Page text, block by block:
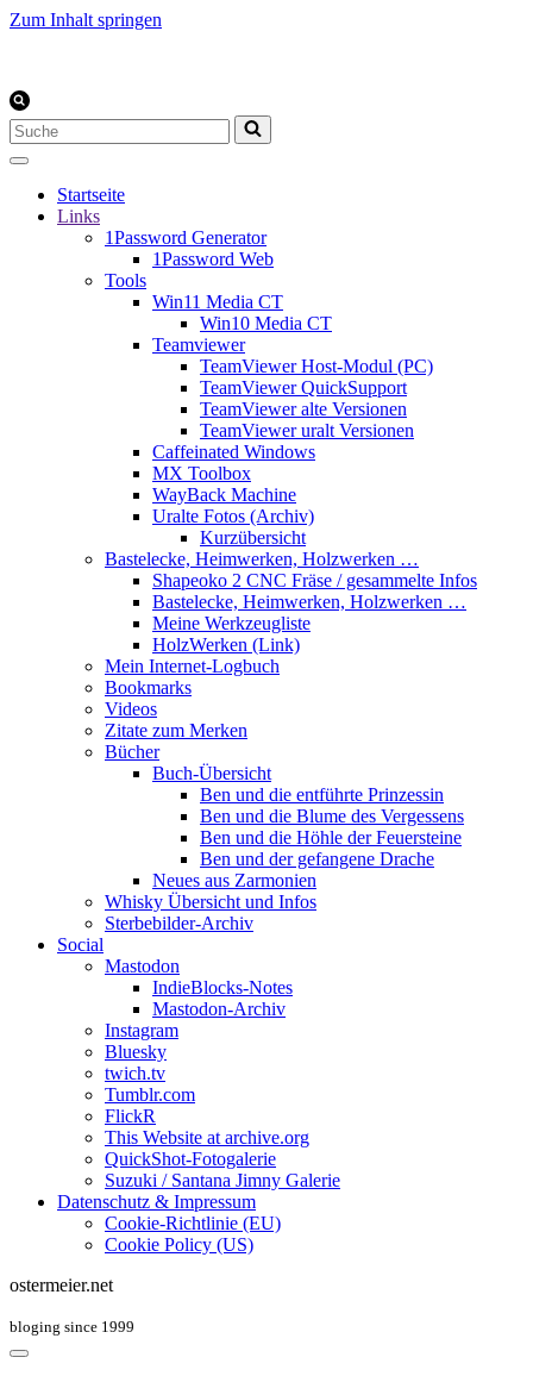
Zum Inhalt springen
Suchen
nach …
Startseite
Links
1Password Generator
1Password Web
Tools
Win11 Media CT
Win10 Media CT
Teamviewer
TeamViewer Host-Modul (PC)
TeamViewer QuickSupport
TeamViewer alte Versionen
TeamViewer uralt Versionen
Caffeinated Windows
MX Toolbox
WayBack Machine
Uralte Fotos (Archiv)
Kurzübersicht
Bastelecke, Heimwerken, Holzwerken …
Shapeoko 2 CNC Fräse / gesammelte Infos
Bastelecke, Heimwerken, Holzwerken …
Meine Werkzeugliste
HolzWerken (Link)
Mein Internet-Logbuch
Bookmarks
Videos
Zitate zum Merken
Bücher
Buch-Übersicht
Ben und die entführte Prinzessin
Ben und die Blume des Vergessens
Ben und die Höhle der Feuersteine
Ben und der gefangene Drache
Neues aus Zarmonien
Whisky Übersicht und Infos
Sterbebilder-Archiv
Social
Mastodon
IndieBlocks-Notes
Mastodon-Archiv
Instagram
Bluesky
twich.tv
Tumblr.com
FlickR
This Website at archive.org
QuickShot-Fotogalerie
Suzuki / Santana Jimny Galerie
Datenschutz & Impressum
Cookie-Richtlinie (EU)
Cookie Policy (US)
ostermeier.net
bloging since 1999